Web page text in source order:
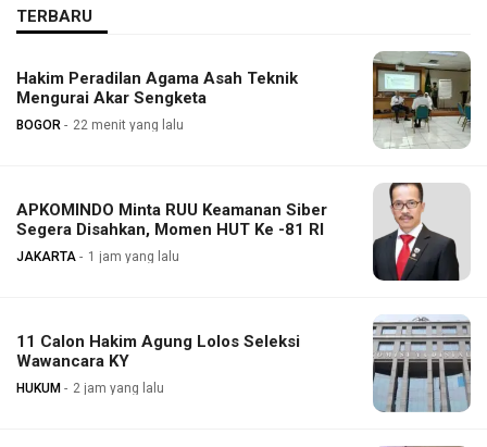
TERBARU
Hakim Peradilan Agama Asah Teknik
Mengurai Akar Sengketa
BOGOR 22 menit yang lalu
APKOMINDO Minta RUU Keamanan Siber
Segera Disahkan, Momen HUT Ke -81 RI
JAKARTA 1 jam yang lalu
11 Calon Hakim Agung Lolos Seleksi
Wawancara KY
HUKUM 2 jam yang lalu